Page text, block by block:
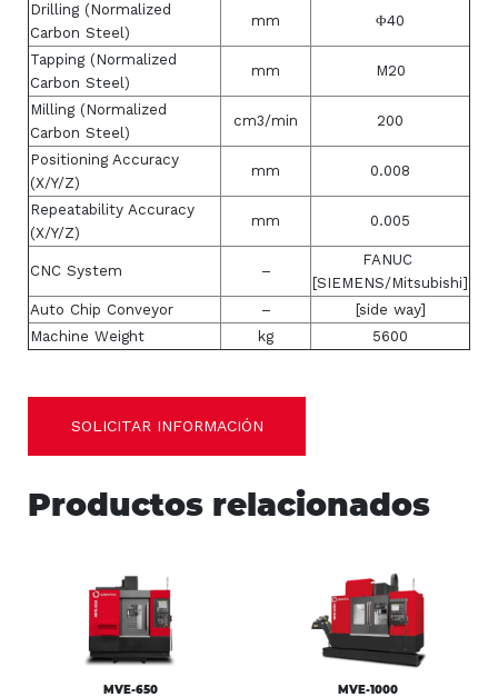
Drilling (Normalized
Carbon Steel)
mm Φ40
Tapping (Normalized
Carbon Steel)
mm M20
Milling (Normalized
Carbon Steel)
cm3/min 200
Positioning Accuracy
(X/Y/Z)
mm 0.008
Repeatability Accuracy
(X/Y/Z)
mm 0.005
CNC System –
FANUC
[SIEMENS/Mitsubishi]
Auto Chip Conveyor
–
[side way]
Machine Weight
kg 5600
SOLICITAR INFORMACIÓN
Productos relacionados
MVE-650 MVE-1000